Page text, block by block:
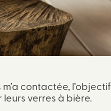
contactée, l’objectif
verres à bière.